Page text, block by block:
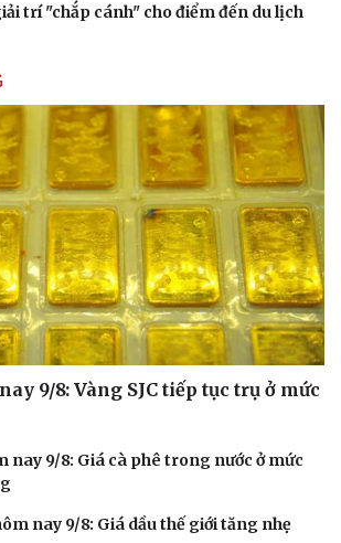
trí "chắp cánh" cho điểm đến du lịch
9/8: Vàng SJC tiếp tục trụ ở mức
nay 9/8: Giá cà phê trong nước ở mức
nay 9/8: Giá dầu thế giới tăng nhẹ